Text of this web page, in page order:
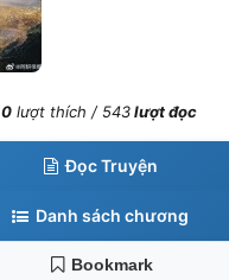
0lượt thích /543lượt đọc
Đọc Truyện
Danh sách chương
Bookmark